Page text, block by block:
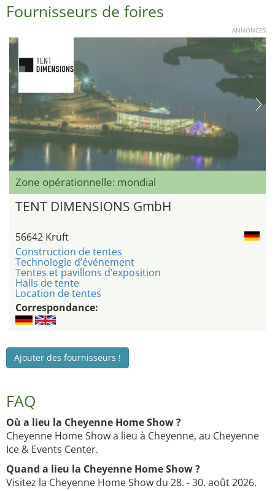
Fournisseurs de foires
ANNONCES
Zone opérationnelle: mondial
TENT DIMENSIONS GmbH
56642 Kruft
Construction de tentes
Technologie d’événement
Tentes et pavillons d’exposition
Halls de tente
Location de tentes
Correspondance:
Ajouter des fournisseurs !
FAQ
Où a lieu la Cheyenne Home Show ?
Cheyenne Home Show a lieu à Cheyenne, au Cheyenne
Ice & Events Center.
Quand a lieu la Cheyenne Home Show ?
Visitez la Cheyenne Home Show du 28. - 30. août 2026.